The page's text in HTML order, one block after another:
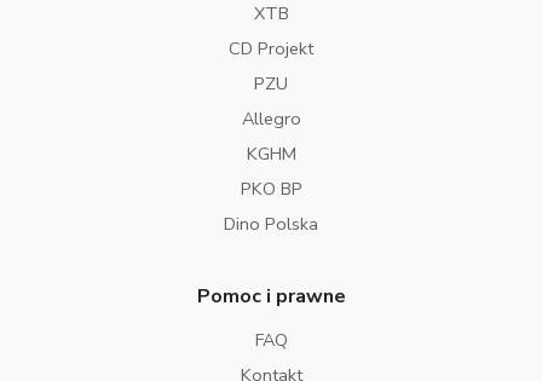
XTB
CD Projekt
PZU
Allegro
KGHM
PKO BP
Dino Polska
Pomoc i prawne
FAQ
Kontakt